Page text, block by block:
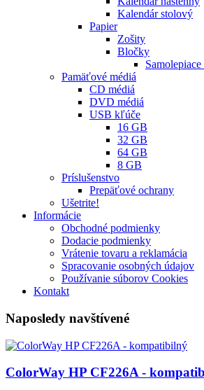
Kalendár stolový
Papier
Zošity
Bločky
Pamäťové médiá
CD médiá
DVD médiá
USB kľúče
16 GB
32 GB
64 GB
8 GB
Príslušenstvo
Prepäťové ochrany
Ušetrite!
Informácie
Obchodné podmienky
Dodacie podmienky
Vrátenie tovaru a reklamácia
Spracovanie osobných údajov
Používanie súborov Cookies
Kontakt
Naposledy navštívené
ColorWay HP CF226A -